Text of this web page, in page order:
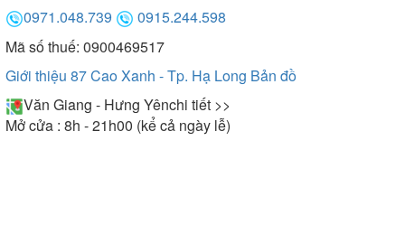
0971.048.739
0915.244.598
Mã số thuế: 0900469517
Giới thiệu 87 Cao Xanh - Tp. Hạ Long Bản đồ
Văn Giang - Hưng Yênchi tiết >>
Mở cửa : 8h - 21h00 (kể cả ngày lễ)